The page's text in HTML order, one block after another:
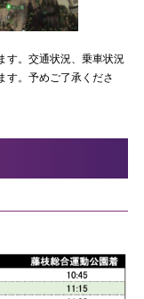
す。交通状況、乗車状況
す。予めご了承くださ